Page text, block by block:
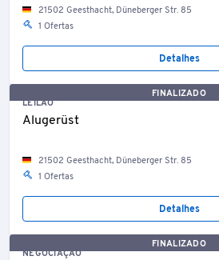
21502 Geesthacht, Düneberger Str. 85
1 Ofertas
Detalhes
FINALIZADO
LEILÃO
Alugerüst
21502 Geesthacht, Düneberger Str. 85
1 Ofertas
Detalhes
FINALIZADO
NEGOCIAÇÃO